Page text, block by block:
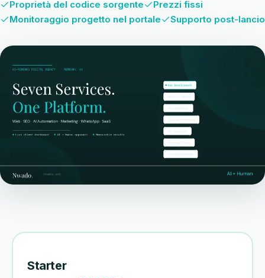
Proprietà del codice sorgente
Prezzi fissi
Monitoraggio progetto nel portale
Supporto post-lancio
Pricing plans
Starter